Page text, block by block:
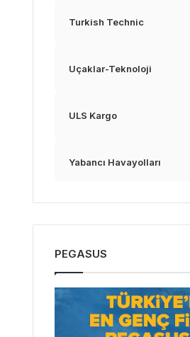
Turkish Technic
Uçaklar-Teknoloji
ULS Kargo
Yabancı Havayolları
PEGASUS